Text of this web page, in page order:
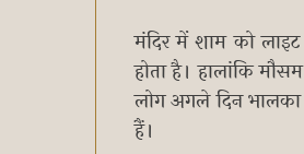
मंदिर में शाम को
होता है। हालांकि
लोग अगले दिन भालका
हैं।